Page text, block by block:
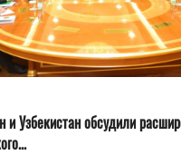
и Узбекистан обсудили